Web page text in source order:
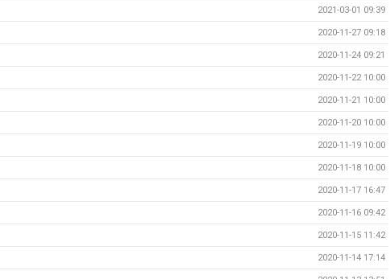
2021-03-01 09:39
2020-11-27 09:18
2020-11-24 09:21
2020-11-22 10:00
2020-11-21 10:00
2020-11-20 10:00
2020-11-19 10:00
2020-11-18 10:00
2020-11-17 16:47
2020-11-16 09:42
2020-11-15 11:42
2020-11-14 17:14